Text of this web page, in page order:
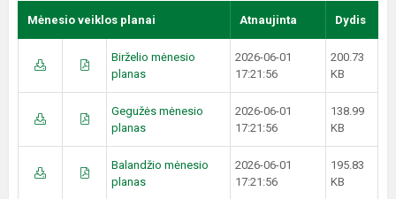
Mėnesio veiklos planai Atnaujinta Dydis
Birželio mėnesio
planas
2026-06-01
17:21:56
200.73
KB
Gegužės mėnesio
planas
2026-06-01
17:21:56
138.99
KB
Balandžio mėnesio
planas
2026-06-01
17:21:56
195.83
KB